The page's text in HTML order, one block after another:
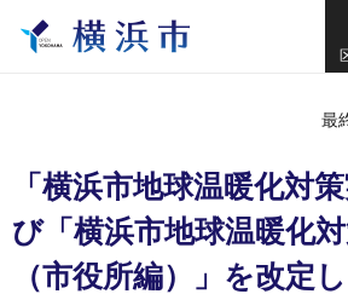
最
「横浜市地球温暖化対
び「横浜市地球温暖化
（市役所編）」を改定